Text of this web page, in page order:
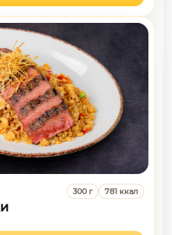
300 г 781 ккал